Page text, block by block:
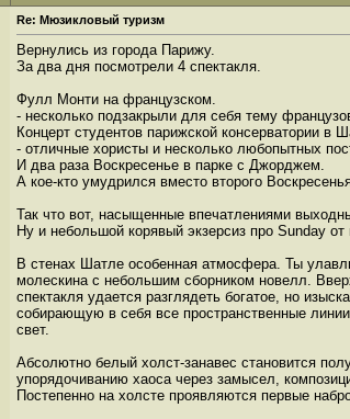
Re: Мюзикловый туризм
Вернулись из города Парижу.
За два дня посмотрели 4 спектакля.
Фулл Монти на французском.
- несколько подзакрыли для себя тему
Концерт студентов парижской консерватории
- отличные хористы и несколько любопытных
И два раза Воскресенье в парке с Джорджем.
А кое-кто умудрился вместо второго
Так что вот, насыщенные впечатлениями
Ну и небольшой корявый экзерсиз про Sunday от
В стенах Шатле особенная атмосфера. Ты
молескина с небольшим сборником новелл.
спектакля удается разглядеть богатое, но
собирающую в себя все пространственные
свет.
Абсолютно белый холст-занавес становится
упорядочиванию хаоса через замысел,
Постепенно на холсте проявляются первые